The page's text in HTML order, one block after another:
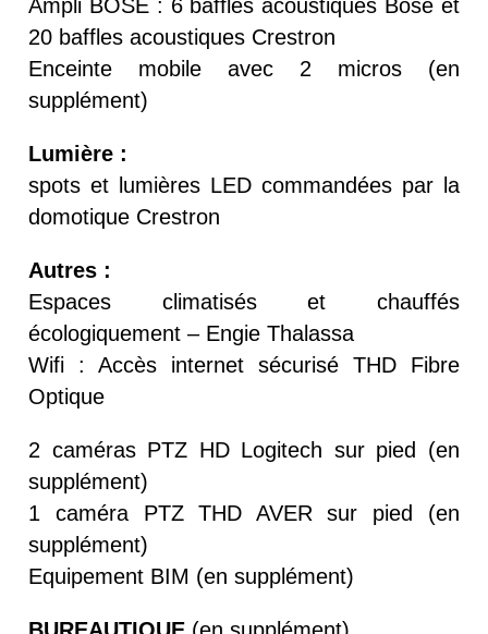
Ampli BOSE : 6 baffles acoustiques Bose et
20 baffles acoustiques Crestron
Enceinte mobile avec 2 micros (en
supplément)
Lumière :
spots et lumières LED commandées par la
domotique Crestron
Autres :
Espaces climatisés et chauffés
écologiquement – Engie Thalassa
Wifi : Accès internet sécurisé THD Fibre
Optique
2 caméras PTZ HD Logitech sur pied (en
supplément)
1 caméra PTZ THD AVER sur pied (en
supplément)
Equipement BIM (en supplément)